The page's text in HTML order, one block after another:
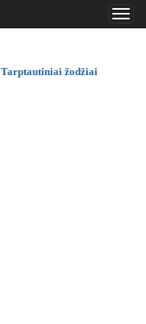
..
..
Tarptautiniai žodžiai